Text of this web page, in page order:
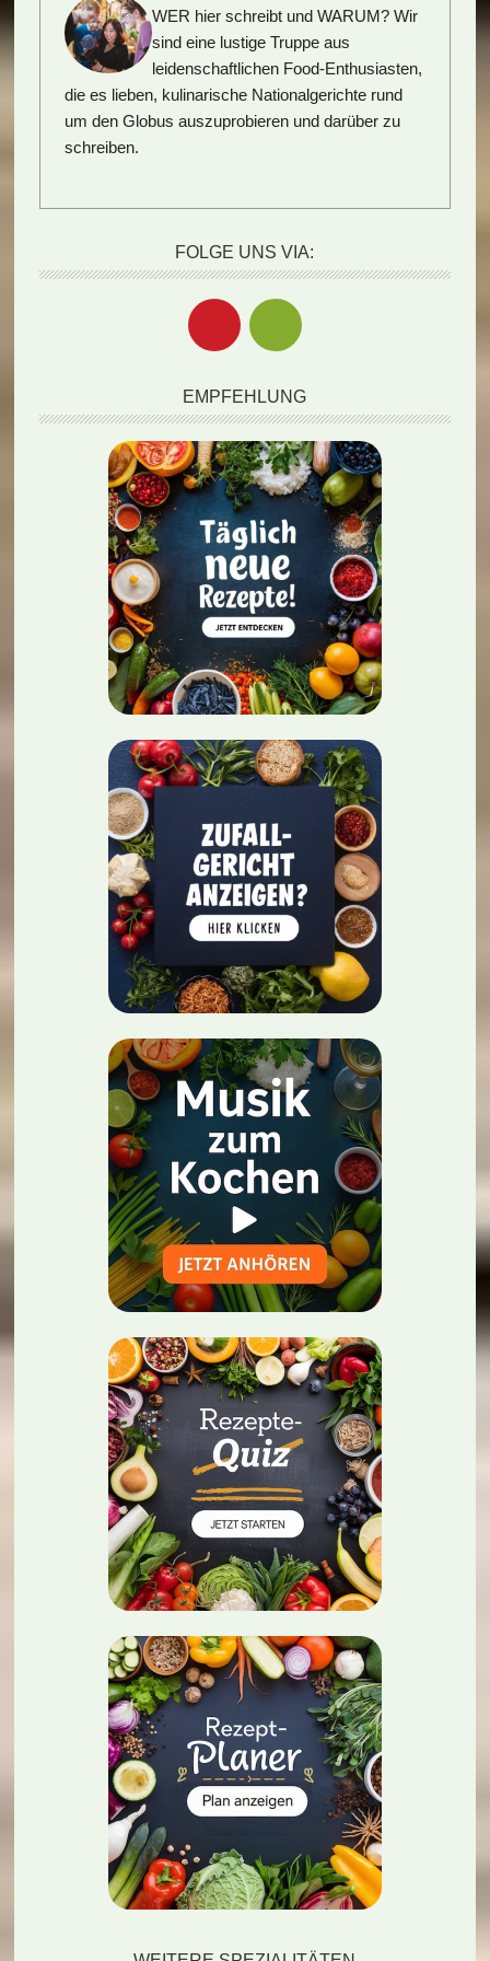
WER hier schreibt und WARUM? Wir
sind eine lustige Truppe aus
leidenschaftlichen Food-Enthusiasten,
die es lieben, kulinarische Nationalgerichte rund
um den Globus auszuprobieren und darüber zu
schreiben.
FOLGE UNS VIA:
EMPFEHLUNG